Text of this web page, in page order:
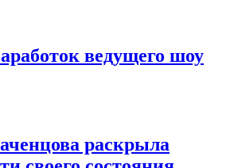
ведущего шоу
раскрыла